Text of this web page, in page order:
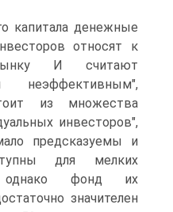
капитала денежные
относят к
И считают
из множества
инвесторов",
предсказуемы и
для мелких
однако фонд их
значителен